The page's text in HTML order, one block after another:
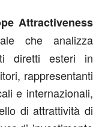
Attractiveness
che analizza
diretti esteri in
rappresentanti
e internazionali,
di attrattività di